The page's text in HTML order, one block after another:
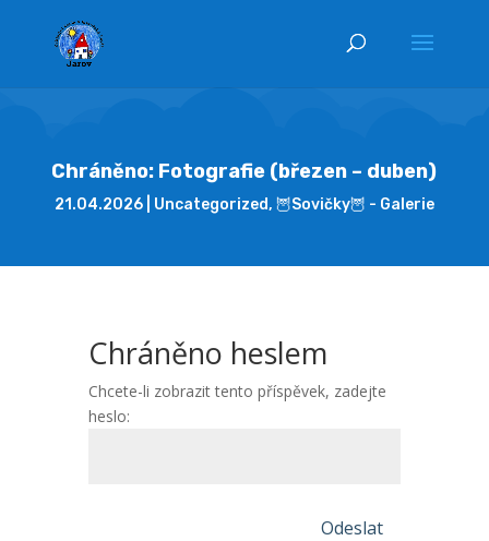
Chráněno: Fotografie (březen – duben)
21.04.2026 Uncategorized, 🦉Sovičky🦉 - Galerie
Chráněno heslem
Chcete-li zobrazit tento příspěvek, zadejte
heslo:
Odeslat